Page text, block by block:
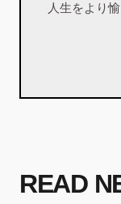
人生をより
READ